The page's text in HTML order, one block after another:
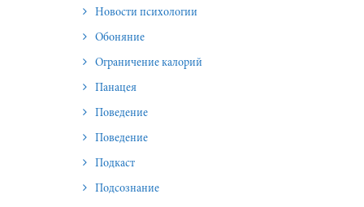
Новости психологии
Обоняние
Ограничение калорий
Панацея
Поведение
Поведение
Подкаст
Подсознание